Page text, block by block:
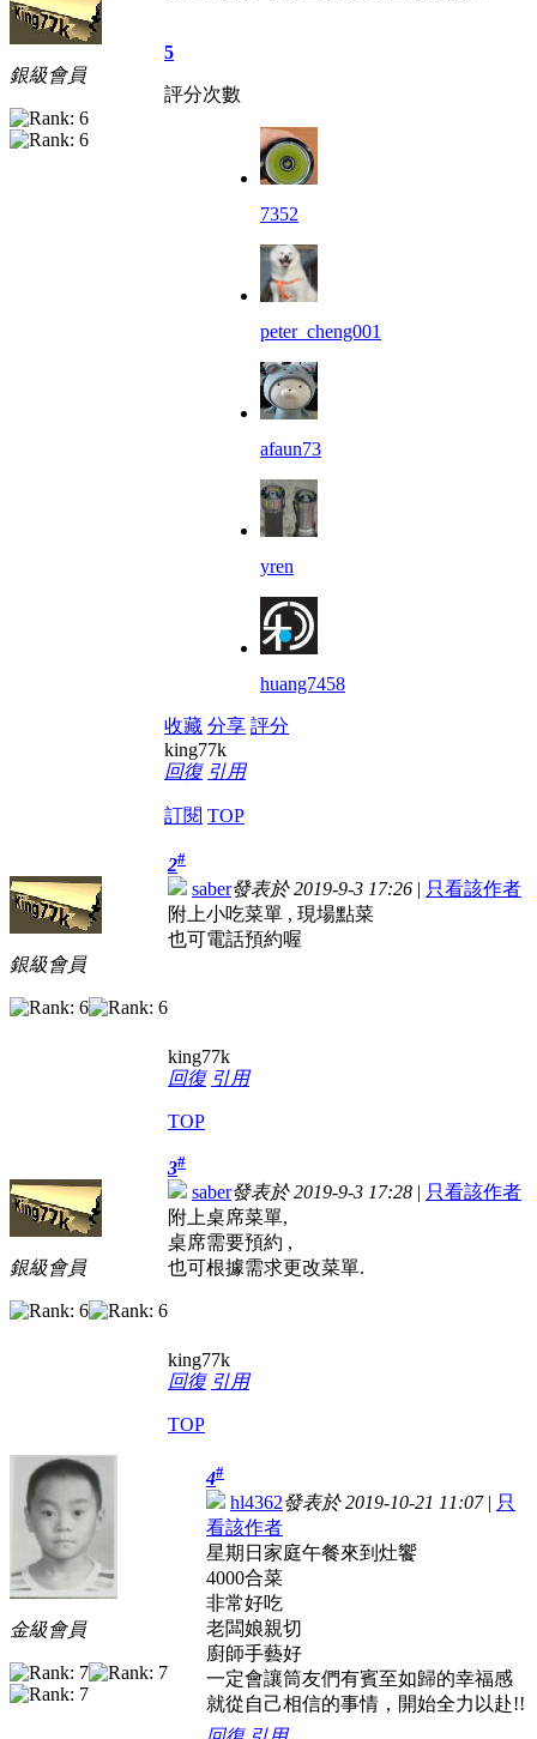
銀級會員
5
評分次數
7352
peter_cheng001
afaun73
yren
huang7458
收藏 分享 評分
king77k
回復 引用
訂閱 TOP
銀級會員
2#
saber發表於 2019-9-3 17:26 | 只看該作者
附上小吃菜單 , 現場點菜
也可電話預約喔
king77k
回復 引用
TOP
銀級會員
3#
saber發表於 2019-9-3 17:28 | 只看該作者
附上桌席菜單,
桌席需要預約 ,
也可根據需求更改菜單.
king77k
回復 引用
TOP
金級會員
4#
hl4362發表於 2019-10-21 11:07| 只
看該作者
星期日家庭午餐來到灶饗
4000合菜
非常好吃
老闆娘親切
廚師手藝好
一定會讓筒友們有賓至如歸的幸福感
就從自己相信的事情，開始全力以赴!!